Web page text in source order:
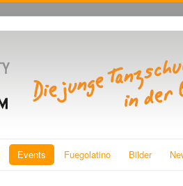
Events Fuegolatino Bilder